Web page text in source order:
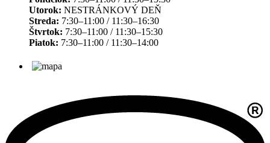
Utorok: NESTRÁNKOVÝ DEŇ
Streda: 7:30–11:00 / 11:30–16:30
Štvrtok: 7:30–11:00 / 11:30–15:30
Piatok: 7:30–11:00 / 11:30–14:00